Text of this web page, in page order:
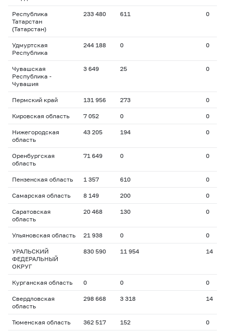
Республика
Татарстан
(Татарстан)
233 480 611 0
Удмуртская
Республика
244 188 0 0
Чувашская
Республика -
Чувашия
3 649 25 0
Пермский край 131 956 273 0
Кировская область 7 052 0 0
Нижегородская
область
43 205 194 0
Оренбургская
область
71 649 0 0
Пензенская область 1 357 610 0
Самарская область 8 149 200 0
Саратовская
область
20 468 130 0
Ульяновская область 21 938 0 0
УРАЛЬСКИЙ
ФЕДЕРАЛЬНЫЙ
ОКРУГ
830 590 11 954 14
Курганская область 0 0 0
Свердловская
область
298 668 3 318 14
Тюменская область 362 517 152 0